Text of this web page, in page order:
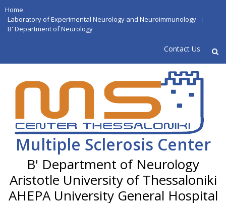
Skip
to
content
Home
|
Laboratory of Experimental Neurology and Neuroimmunology
|
B' Department of Neurology
Contact Us
Multiple Sclerosis Center
Aristotle University of Thessaloniki